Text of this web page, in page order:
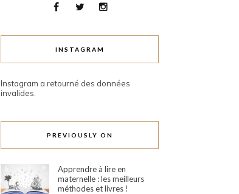
INSTAGRAM
Instagram a retourné des données
invalides.
PREVIOUSLY ON
Apprendre à lire en
maternelle : les meilleurs
méthodes et livres !